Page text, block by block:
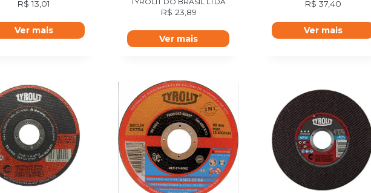
R$ 13,01
Ver mais
R$ 23,89
Ver mais
R$ 37,40
Ver mais